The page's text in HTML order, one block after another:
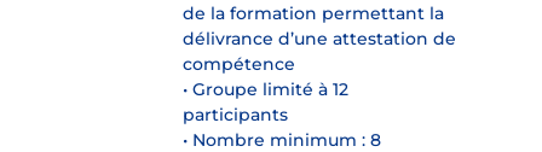
de la formation permettant la
délivrance d’une attestation de
compétence
• Groupe limité à 12
participants
• Nombre minimum : 8